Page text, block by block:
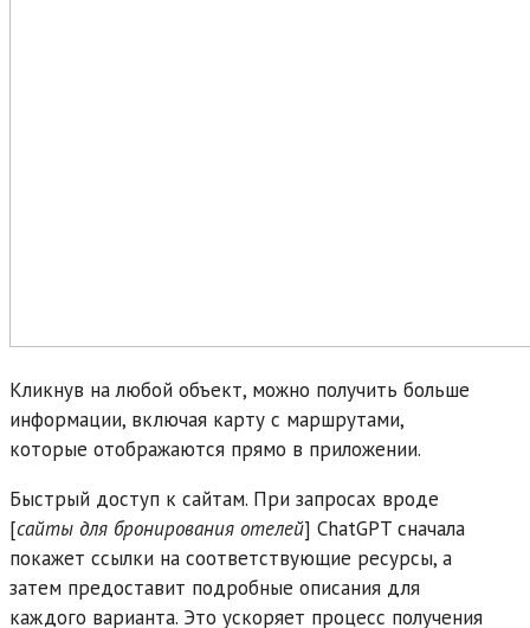
Кликнув на любой объект, можно получить больше
информации, включая карту с маршрутами,
которые отображаются прямо в приложении.
Быстрый доступ к сайтам. При запросах вроде
[сайты для бронирования отелей] ChatGPT сначала
покажет ссылки на соответствующие ресурсы, а
затем предоставит подробные описания для
каждого варианта. Это ускоряет процесс получения